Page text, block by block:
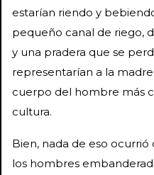
estarían riendo y
pequeño canal de riego,
y una pradera que se
representarían a la
cuerpo del hombre más
cultura.
Bien, nada de eso
los hombres